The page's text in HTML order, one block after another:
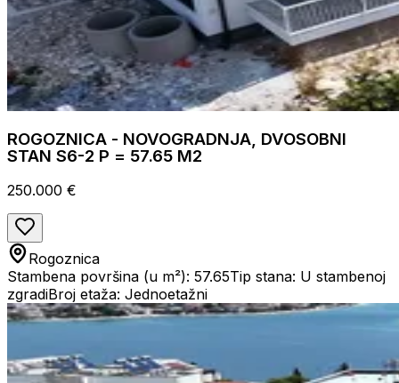
ROGOZNICA - NOVOGRADNJA, DVOSOBNI
STAN S6-2 P = 57.65 M2
250.000 €
Rogoznica
Stambena površina (u m²): 57.65Tip stana: U stambenoj
zgradiBroj etaža: Jednoetažni